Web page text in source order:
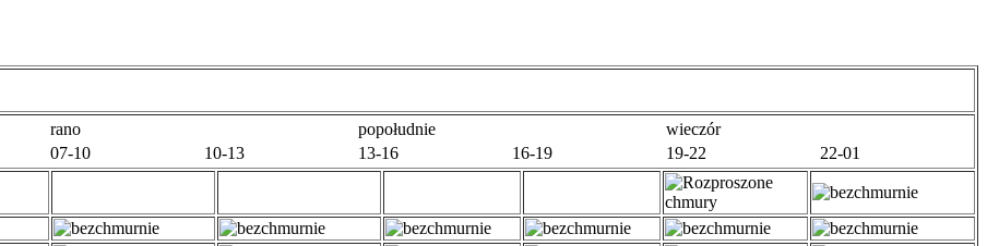
rano popołudnie
wieczór
07-10 10-13 13-16 16-19 19-22 22-01